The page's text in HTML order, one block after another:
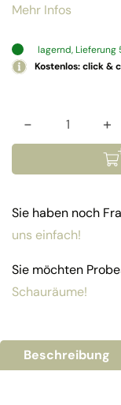
Mehr Infos
lagernd, Lieferung
Kostenlos: click &
- +
Sie haben noch
uns einfach!
Sie möchten
Schauräume!
Beschreibung